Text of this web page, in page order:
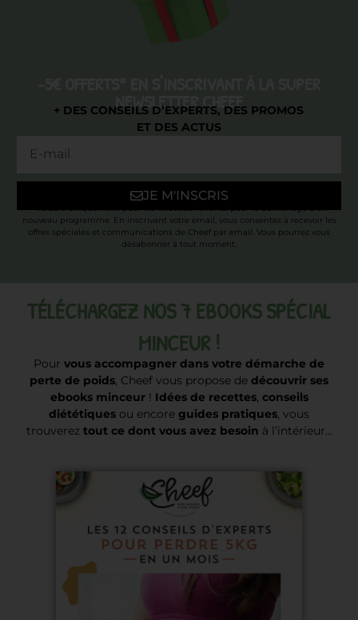
NEWSLETTER CHEEF
+ DES CONSEILS D’EXPERTS, DES PROMOS
ET DES ACTUS
JE M'INSCRIS
nouveau programme. En inscrivant votre email, vous consentez à recevoir les
offres spéciales et communications de Cheef par email. Vous pourrez vous
désabonner à tout moment.
TÉLÉCHARGEZ NOS 7 EBOOKS SPÉCIAL
MINCEUR !
Pour vous accompagner dans votre démarche de
perte de poids , Cheef vous propose de découvrir ses
ebooks minceur! Idées de recettes, conseils
diététiques ou encore guides pratiques , vous
trouverez tout ce dont vous avez besoin à l’intérieur…